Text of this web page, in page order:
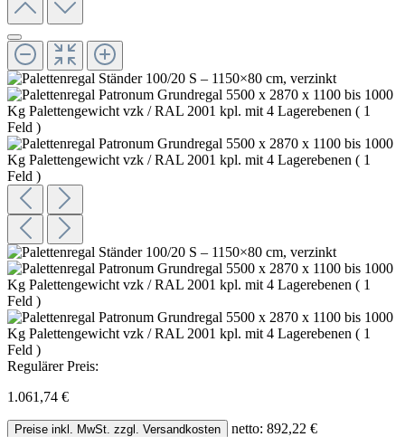
Regulärer Preis:
1.061,74 €
Preise inkl. MwSt. zzgl. Versandkosten netto: 892,22 €